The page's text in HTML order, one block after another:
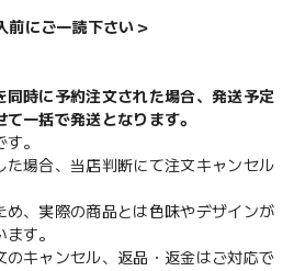
前にご一読下さい＞
同時に予約注文された場合、発送予定
一括で発送となります。
。
た場合、当店判断にて注文キャンセル
め、実際の商品とは色味やデザインが
す。
のキャンセル、返品・返金はご対応で